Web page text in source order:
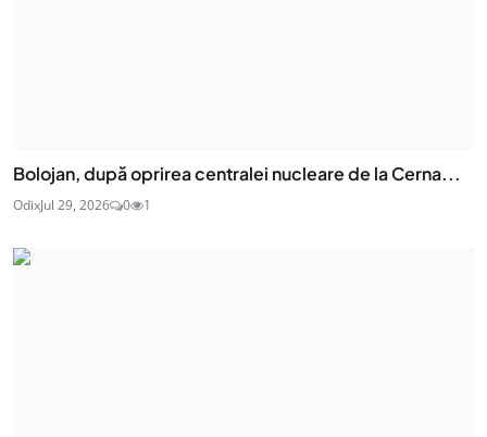
Bolojan, după oprirea centralei nucleare de la Cerna...
OdixJul 29, 2026 0 1